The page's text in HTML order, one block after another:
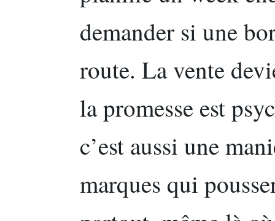
demander si une
route. La vente
la promesse est
c’est aussi une
marques qui